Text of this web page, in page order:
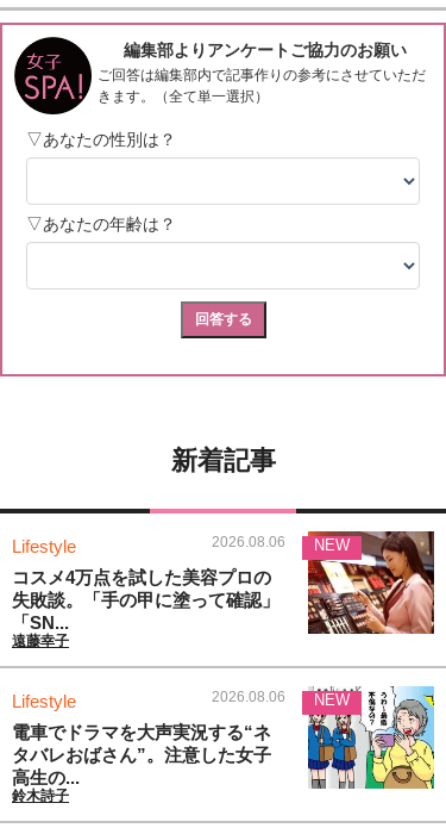
新着記事
Lifestyle 2026.08.06
コスメ4万点を試した美容プロの
失敗談。「手の甲に塗って確認」
「SN...
遠藤幸子
NEW
Lifestyle 2026.08.06
電車でドラマを大声実況する“ネ
タバレおばさん”。注意した女子
高生の...
鈴木詩子
NEW